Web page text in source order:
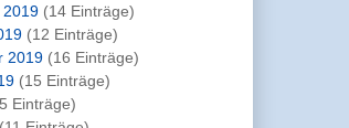
2019 (14 Einträge)
(12 Einträge)
2019 (16 Einträge)
(15 Einträge)
Einträge)